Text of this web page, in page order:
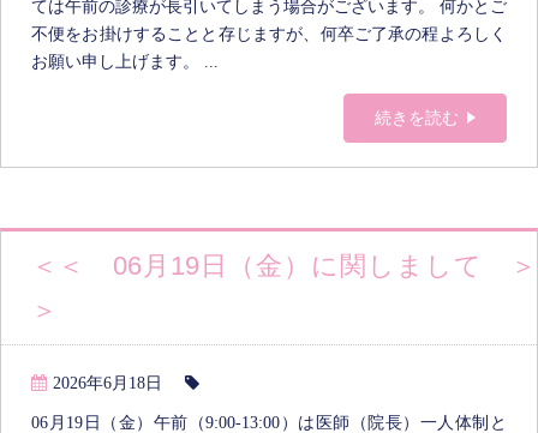
ては午前の診療が長引いてしまう場合がございます。 何かとご
不便をお掛けすることと存じますが、何卒ご了承の程よろしく
お願い申し上げます。 ...
続きを読む
＜＜ 06月19日（金）に関しまして ＞
＞
2026年6月18日
06月19日（金）午前（9:00-13:00）は医師（院長）一人体制と